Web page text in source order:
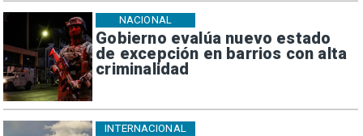
Gobierno evalúa nuevo estado
de excepción en barrios con alta
criminalidad
NACIONAL
INTERNACIONAL